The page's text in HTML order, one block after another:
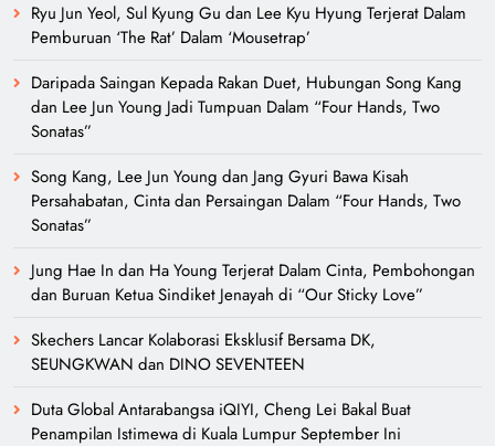
Ryu Jun Yeol, Sul Kyung Gu dan Lee Kyu Hyung Terjerat Dalam
Pemburuan ‘The Rat’ Dalam ‘Mousetrap’
Daripada Saingan Kepada Rakan Duet, Hubungan Song Kang
dan Lee Jun Young Jadi Tumpuan Dalam “Four Hands, Two
Sonatas”
Song Kang, Lee Jun Young dan Jang Gyuri Bawa Kisah
Persahabatan, Cinta dan Persaingan Dalam “Four Hands, Two
Sonatas”
Jung Hae In dan Ha Young Terjerat Dalam Cinta, Pembohongan
dan Buruan Ketua Sindiket Jenayah di “Our Sticky Love”
Skechers Lancar Kolaborasi Eksklusif Bersama DK,
SEUNGKWAN dan DINO SEVENTEEN
Duta Global Antarabangsa iQIYI, Cheng Lei Bakal Buat
Penampilan Istimewa di Kuala Lumpur September Ini